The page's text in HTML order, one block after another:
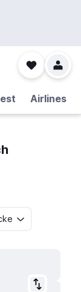
Airlines